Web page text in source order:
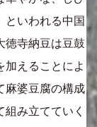
といわれる中国
徳寺納豆は豆鼓
加えることによ
麻婆豆腐の構成
み立てていく